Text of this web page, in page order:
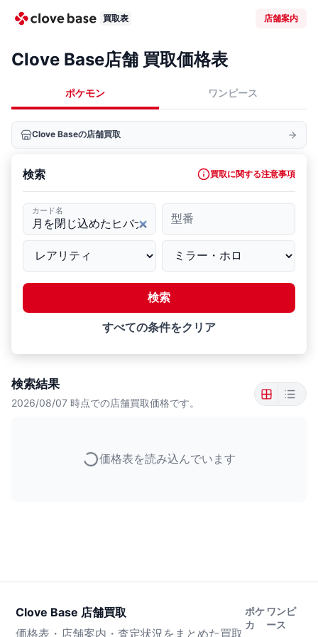
買取表 店舗案内
Clove Base店舗 買取価格表
ポケモン ワンピース
Clove Baseの店舗買取
検索 買取に関する注意事項
カード名
型番
検索
すべての条件をクリア
検索結果
2026/08/07 時点での店舗買取価格です。
価格表を読み込んでいます
Clove Base 店舗買取
価格表・店舗案内・査定状況をまとめた買取
ポケ
カ
ワンピ
ース